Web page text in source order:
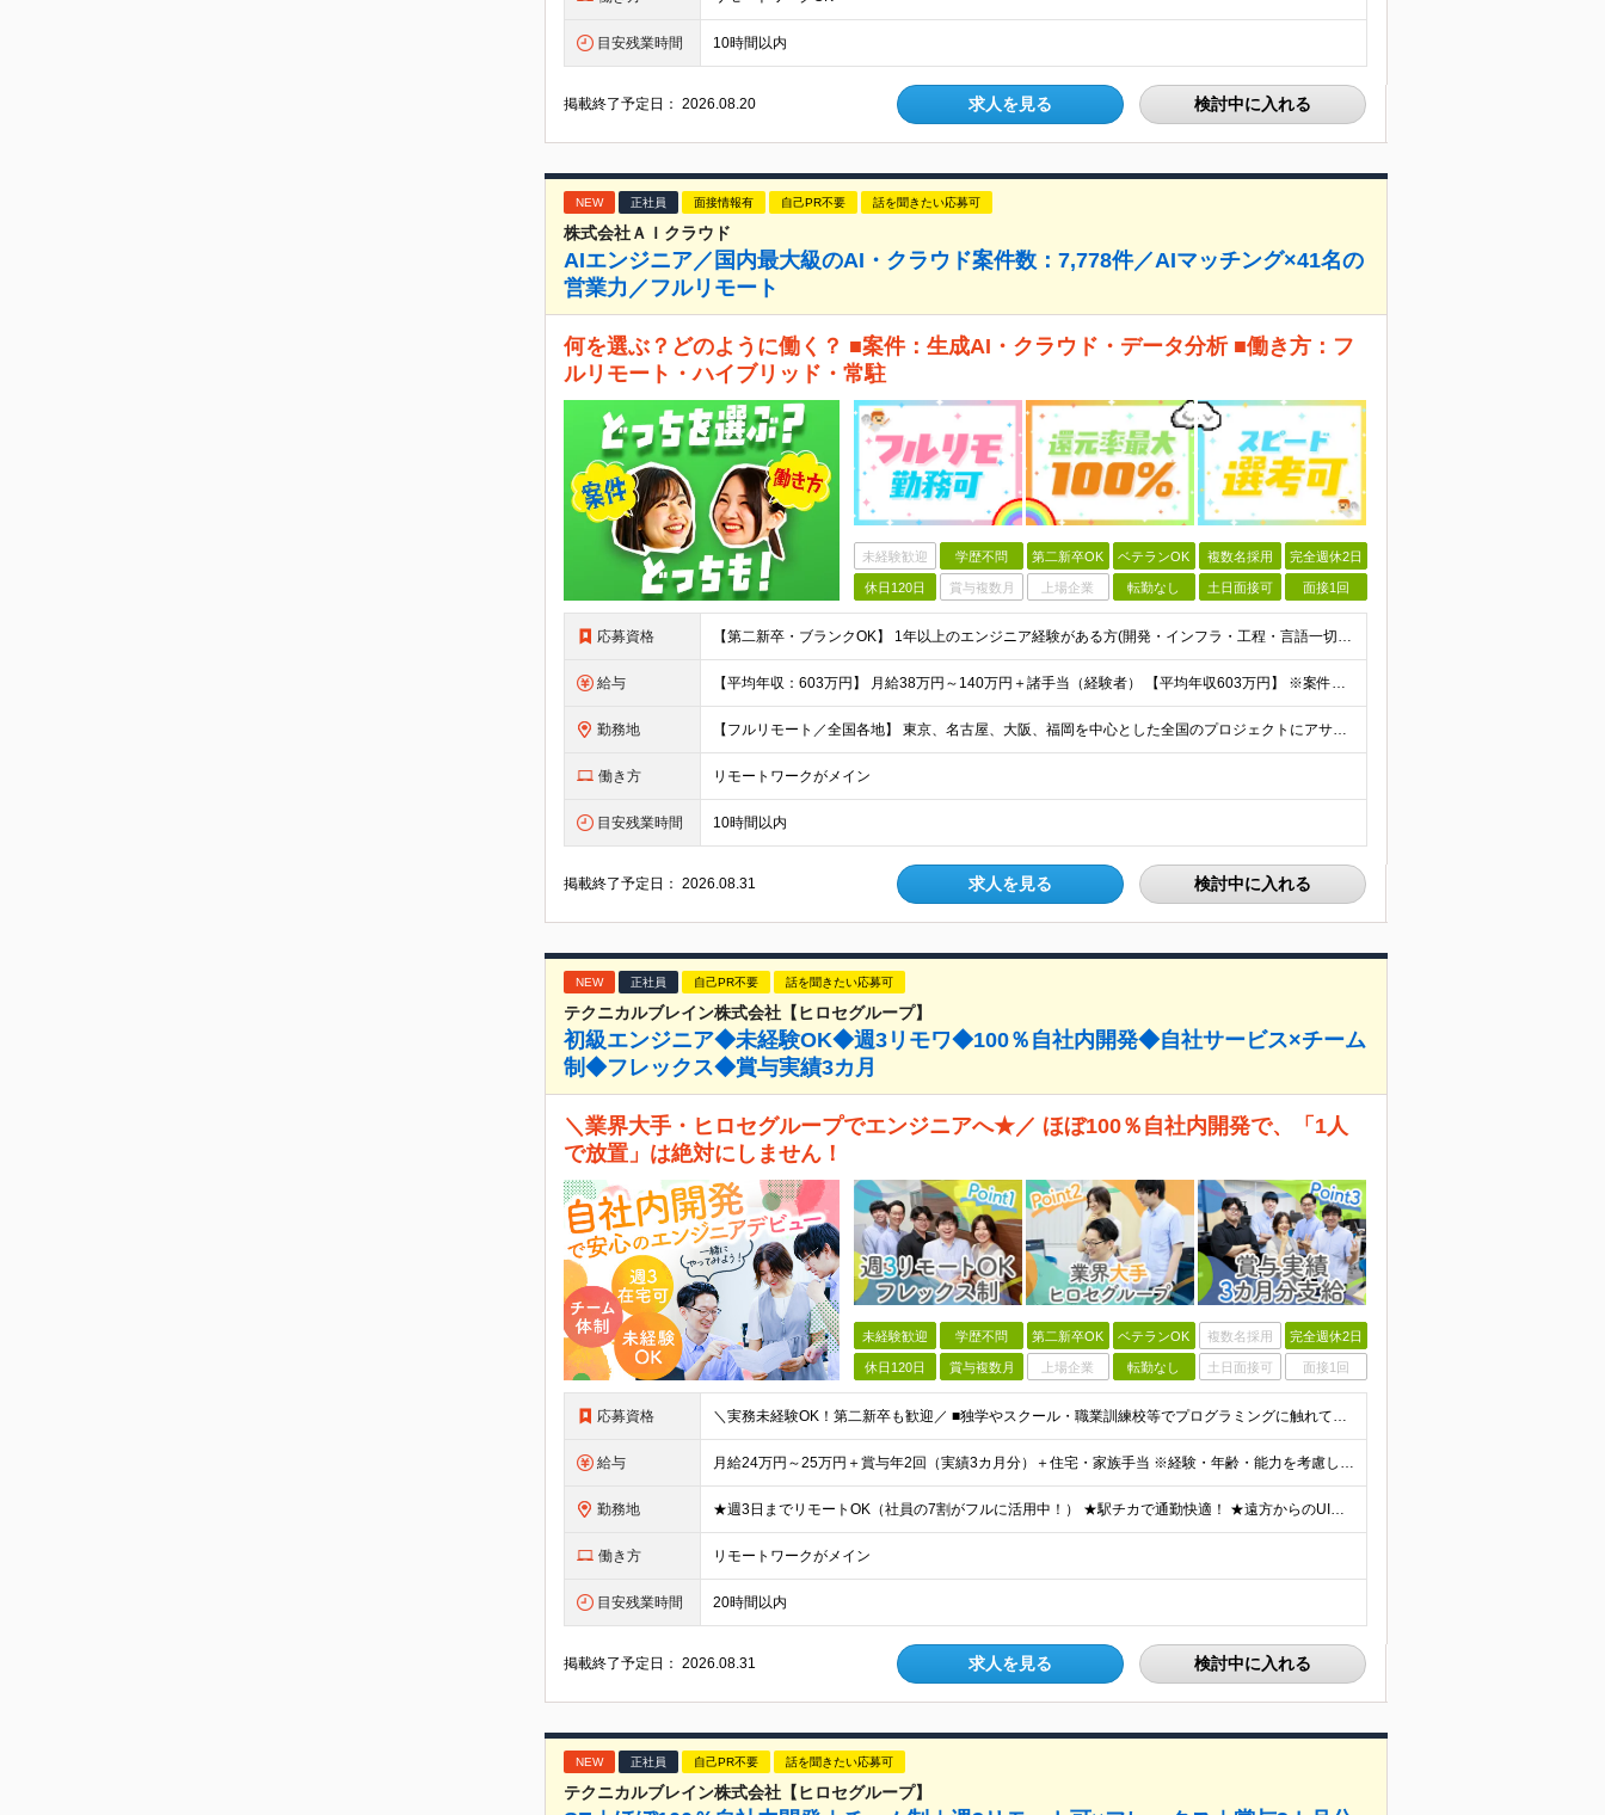
目安残業時間 10時間以内
掲載終了予定日：2026.08.20 求人を見る 検討中に入れる
NEW 正社員 面接情報有 自己PR不要 話を聞きたい応募可
株式会社ＡＩクラウド
AIエンジニア／国内最大級のAI・クラウド案件数：7,778件／AIマッチング×41名の
営業力／フルリモート
何を選ぶ？どのように働く？ ■案件：生成AI・クラウド・データ分析 ■働き方：フ
ルリモート・ハイブリッド・常駐
未経験歓迎 学歴不問 第二新卒OK ベテランOK 複数名採用 完全週休2日
休日120日 賞与複数月 上場企業 転勤なし 土日面接可 面接1回
応募資格 【第二新卒・ブランクOK】 1年以上のエンジニア経験がある方(開発・インフラ・工程・言語一切不問） 文理・学歴不問 【三上さんの事例】 転職前 AWS案件を希望していましたが、資格や評価軸が不明確で
給与 【平均年収：603万円】 月給38万円～140万円＋諸手当（経験者） 【平均年収603万円】 ※案件の契約内容や昇給額などはすべて開示します。 ※経験や能力を考慮し決定します。 ※月給には固定残業
勤務地 【フルリモート／全国各地】 東京、名古屋、大阪、福岡を中心とした全国のプロジェクトにアサイン。 ※プロジェクトは完全選択制です。 ※フルリモート、ハイブリッド型、常駐案件から自由に選択可能です。 ※転
働き方 リモートワークがメイン
目安残業時間 10時間以内
掲載終了予定日：2026.08.31 求人を見る 検討中に入れる
NEW 正社員 自己PR不要 話を聞きたい応募可
テクニカルブレイン株式会社【ヒロセグループ】
初級エンジニア◆未経験OK◆週3リモワ◆100％自社内開発◆自社サービス×チーム
制◆フレックス◆賞与実績3カ月
＼業界大手・ヒロセグループでエンジニアへ★／ ほぼ100％自社内開発で、「1人
で放置」は絶対にしません！
未経験歓迎 学歴不問 第二新卒OK ベテランOK 複数名採用 完全週休2日
休日120日 賞与複数月 上場企業 転勤なし 土日面接可 面接1回
応募資格 ＼実務未経験OK！第二新卒も歓迎／ ■独学やスクール・職業訓練校等でプログラミングに触れている方 ■学歴不問 └まずはお会いするスタイルです！ 建設業界のコンサルタントなど、異業種の先輩も活躍中！
給与 月給24万円～25万円＋賞与年2回（実績3カ月分）＋住宅・家族手当 ※経験・年齢・能力を考慮し、当社規定により決定します。 ※試用期間3カ月（給与、待遇に差異はありません） ※残業代は全額支給いたしま
勤務地 ★週3日までリモートOK（社員の7割がフルに活用中！） ★駅チカで通勤快適！ ★遠方からのUIターンも歓迎！ ■東京本社 東京都台東区上野6丁目16番地22号 上野TGビル4階 ～アクセス～ ■各
働き方 リモートワークがメイン
目安残業時間 20時間以内
掲載終了予定日：2026.08.31 求人を見る 検討中に入れる
NEW 正社員 自己PR不要 話を聞きたい応募可
テクニカルブレイン株式会社【ヒロセグループ】